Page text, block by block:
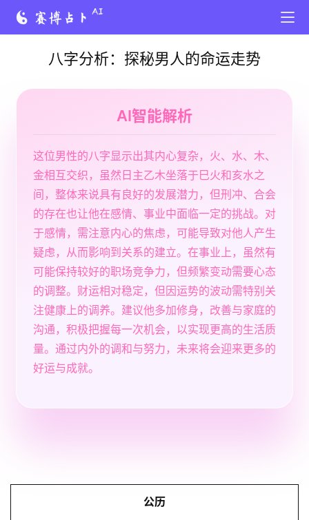
八字分析：探秘男人的命运走势
AI智能解析
这位男性的八字显示出其内心复杂，火、水、木、
金相互交织，虽然日主乙木坐落于巳火和亥水之
间，整体来说具有良好的发展潜力，但刑冲、合会
的存在也让他在感情、事业中面临一定的挑战。对
于感情，需注意内心的焦虑，可能导致对他人产生
疑虑，从而影响到关系的建立。在事业上，虽然有
可能保持较好的职场竞争力，但频繁变动需要心态
的调整。财运相对稳定，但因运势的波动需特别关
注健康上的调养。建议他多加修身，改善与家庭的
沟通，积极把握每一次机会，以实现更高的生活质
量。通过内外的调和与努力，未来将会迎来更多的
好运与成就。
公历